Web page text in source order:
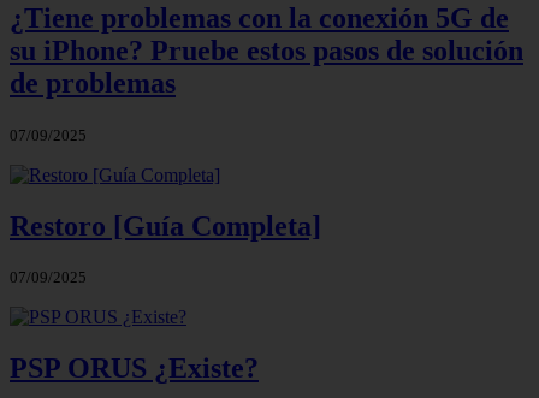
¿Tiene problemas con la conexión 5G de
su iPhone? Pruebe estos pasos de solución
de problemas
07/09/2025
Restoro [Guía Completa]
07/09/2025
PSP ORUS ¿Existe?